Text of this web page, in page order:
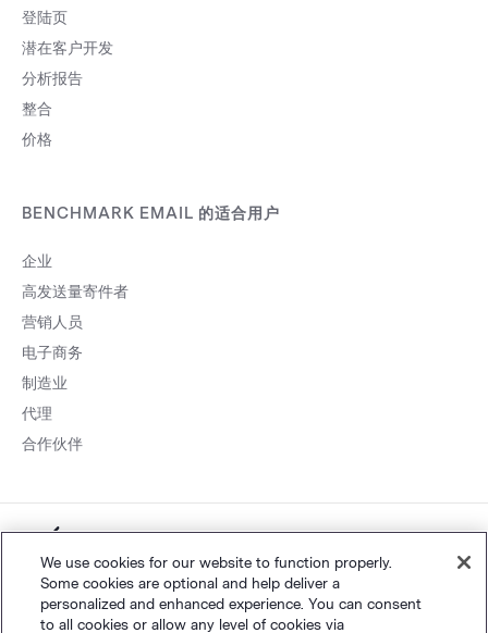
登陆页
潜在客户开发
分析报告
整合
价格
BENCHMARK EMAIL 的适合用户
企业
高发送量寄件者
营销人员
电子商务
制造业
代理
合作伙伴
备14001834号
We use cookies for our website to function properly.
Some cookies are optional and help deliver a
personalized and enhanced experience. You can consent
to all cookies or allow any level of cookies via